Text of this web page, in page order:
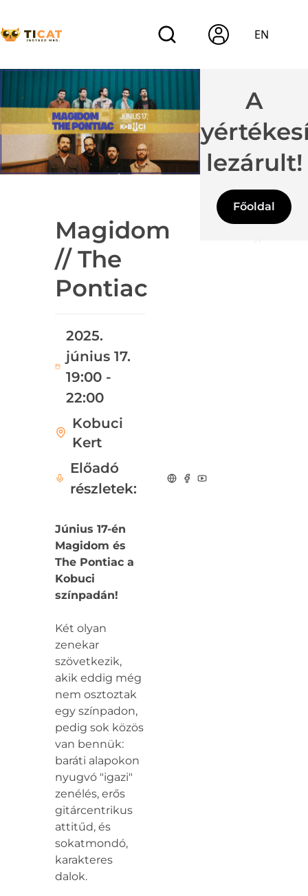
EN
Magidom
// The
Pontiac
2025.
június 17.
19:00 -
22:00
Kobuci
Kert
Előadó
részletek:
A
lezárult!
Főoldal
Június 17-én
Magidom és
The Pontiac a
Kobuci
színpadán!
Két olyan
zenekar
szövetkezik,
akik eddig még
nem osztoztak
egy színpadon,
pedig sok közös
van bennük:
baráti alapokon
nyugvó "igazi"
zenélés, erős
gitárcentrikus
attitűd, és
sokatmondó,
karakteres
dalok.